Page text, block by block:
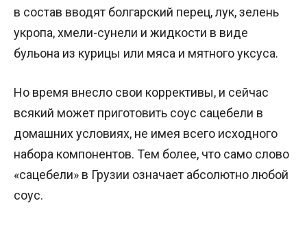
в состав вводят болгарский перец, лук, зелень
укропа, хмели-сунели и жидкости в виде
бульона из курицы или мяса и мятного уксуса.
Но время внесло свои коррективы, и сейчас
всякий может приготовить соус сацебели в
домашних условиях, не имея всего исходного
набора компонентов. Тем более, что само слово
«сацебели» в Грузии означает абсолютно любой
соус.